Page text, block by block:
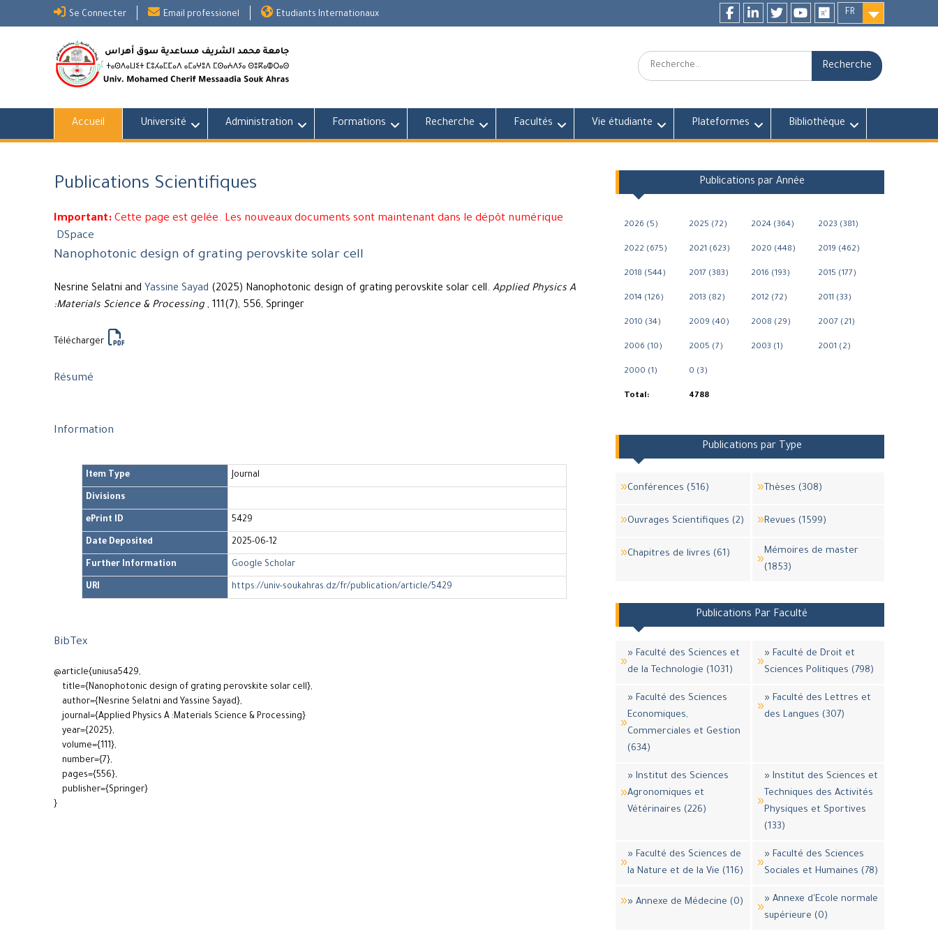
Se Connecter Email professionel Etudiants Internationaux
FR
Recherche:
Accueil Université Administration Formations Recherche Facultés Vie étudiante Plateformes Bibliothèque
Publications Scientifiques
Important: Cette page est gelée. Les nouveaux documents sont maintenant dans le dépôt numérique
DSpace
Nanophotonic design of grating perovskite solar cell
Nesrine Selatni and Yassine Sayad (2025) Nanophotonic design of grating perovskite solar cell. Applied Physics A
:Materials Science & Processing , 111(7), 556, Springer
Télécharger
Résumé
Information
Item Type Journal
Divisions
ePrint ID 5429
Date Deposited 2025-06-12
Further Information Google Scholar
URI https://univ-soukahras.dz/fr/publication/article/5429
BibTex
@article{uniusa5429,
title={Nanophotonic design of grating perovskite solar cell},
author={Nesrine Selatni and Yassine Sayad},
journal={Applied Physics A :Materials Science & Processing}
year={2025},
volume={111},
number={7},
pages={556},
publisher={Springer}
}
Publications par Année
2026 (5) 2025 (72) 2024 (364) 2023 (381)
2022 (675) 2021 (623) 2020 (448) 2019 (462)
2018 (544) 2017 (383) 2016 (193) 2015 (177)
2014 (126) 2013 (82) 2012 (72) 2011 (33)
2010 (34) 2009 (40) 2008 (29) 2007 (21)
2006 (10) 2005 (7) 2003 (1) 2001 (2)
2000 (1) 0 (3)
Total: 4788
Publications par Type
Conférences (516) Thèses (308)
Ouvrages Scientifiques (2) Revues (1599)
Chapitres de livres (61)
Mémoires de master
(1853)
Publications Par Faculté
» Faculté des Sciences et
de la Technologie (1031)
» Faculté de Droit et
Sciences Politiques (798)
» Faculté des Sciences
Economiques,
Commerciales et Gestion
(634)
» Faculté des Lettres et
des Langues (307)
» Institut des Sciences
Agronomiques et
Vétérinaires (226)
» Institut des Sciences et
Techniques des Activités
Physiques et Sportives
(133)
» Faculté des Sciences de
la Nature et de la Vie (116)
» Faculté des Sciences
Sociales et Humaines (78)
» Annexe de Médecine (0)
» Annexe d'Ecole normale
supérieure (0)